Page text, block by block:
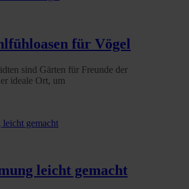
für Vögel
sind Gärten für Freunde der
ideale Ort, um
leicht gemacht